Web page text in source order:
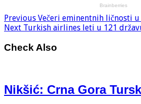
Previous Večeri eminentnih ličnosti u
Next Turkish airlines leti u 121
Check Also
Nikšić: Crna Gora